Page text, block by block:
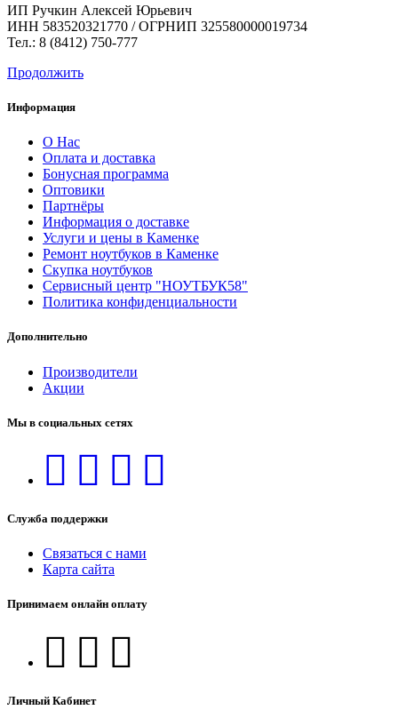
ИП Ручкин Алексей Юрьевич
ИНН 583520321770 / ОГРНИП 325580000019734
Тел.: 8 (8412) 750-777
Продолжить
Информация
О Нас
Оплата и доставка
Бонусная программа
Оптовики
Партнёры
Информация о доставке
Услуги и цены в Каменке
Ремонт ноутбуков в Каменке
Скупка ноутбуков
Сервисный центр "НОУТБУК58"
Политика конфиденциальности
Дополнительно
Производители
Акции
Мы в социальных сетях
Служба поддержки
Связаться с нами
Карта сайта
Принимаем онлайн оплату
Личный Кабинет